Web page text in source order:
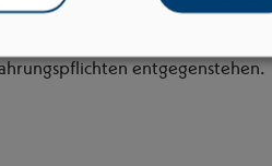
6 Abs. 1 lit. b DSGVO. Ihre
den Umständen entnehmen
entgegenstehen.